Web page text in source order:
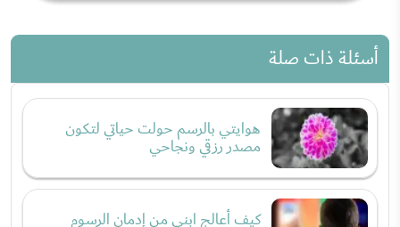
أسئلة ذات صلة
هوايتي بالرسم حولت حياتي لتكون
مصدر رزقي ونجاحي
كيف أعالج ابني من إدمان الرسوم